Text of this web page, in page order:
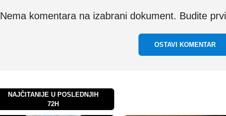
Nema komentara na izabrani dokument. Budite
OSTAVI KOMENTAR
NAJČITANIJE U POSLEDNJIH
72H